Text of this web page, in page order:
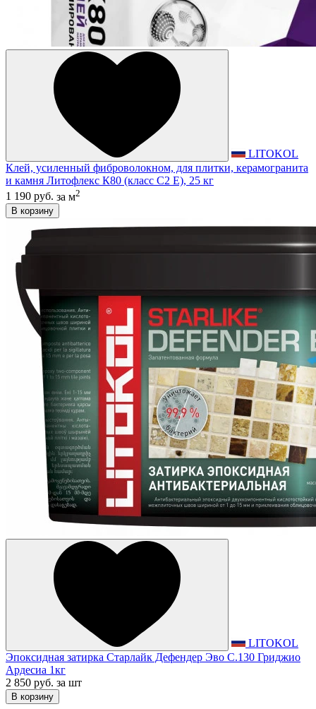
LITOKOL
Клей, усиленный фиброволокном, для плитки, керамогранита
и камня Литофлекс К80 (класс С2 E), 25 кг
1 190 руб. за м2
В корзину
LITOKOL
Эпоксидная затирка Старлайк Дефендер Эво С.130 Гриджио
Ардесиа 1кг
2 850 руб. за шт
В корзину